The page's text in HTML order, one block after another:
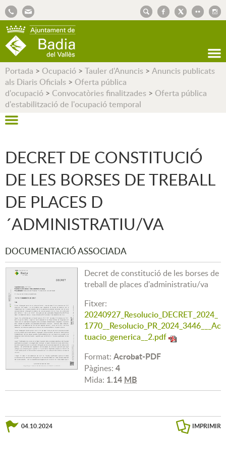
Portada > Ocupació > Tauler d'Anuncis > Anuncis publicats
als Diaris Oficials > Oferta pública
d'ocupació > Convocatòries finalitzades > Oferta pública
d'estabilització de l'ocupació temporal
DECRET DE CONSTITUCIÓ
DE LES BORSES DE TREBALL
DE PLACES D
´ADMINISTRATIU/VA
DOCUMENTACIÓ ASSOCIADA
Decret de constitució de les borses de
treball de places d'administratiu/va
Fitxer:
20240927_Resolucio_DECRET_2024_
1770__Resolucio_PR_2024_3446___Ac
tuacio_generica__2.pdf
Format: Acrobat-PDF
Pàgines: 4
Mida: 1.14 MB
04.10.2024 IMPRIMIR